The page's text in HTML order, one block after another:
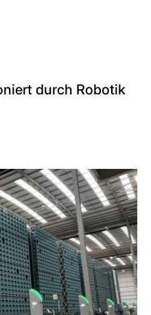
durch Robotik